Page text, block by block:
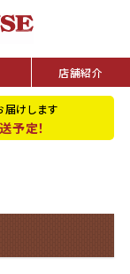
店舗紹介
けします
予定！